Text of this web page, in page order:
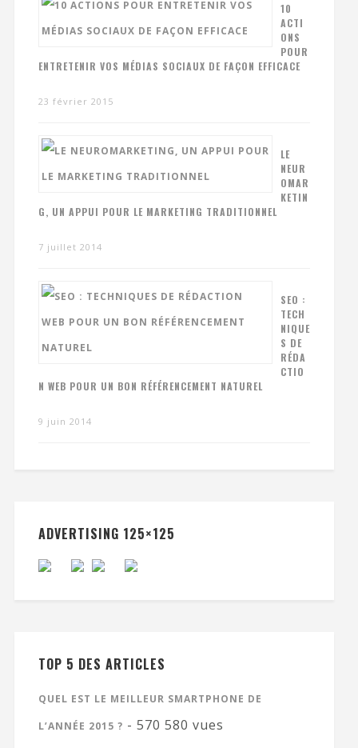
10
ACTI
ONS
POUR
ENTRETENIR VOS MÉDIAS SOCIAUX DE FAÇON EFFICACE
23 février 2015
LE
NEUR
OMAR
KETIN
G, UN APPUI POUR LE MARKETING TRADITIONNEL
7 juillet 2014
SEO :
TECH
NIQUE
S DE
RÉDA
CTIO
N WEB POUR UN BON RÉFÉRENCEMENT NATUREL
9 juin 2014
ADVERTISING 125×125
TOP 5 DES ARTICLES
QUEL EST LE MEILLEUR SMARTPHONE DE
L’ANNÉE 2015 ? - 570 580 vues